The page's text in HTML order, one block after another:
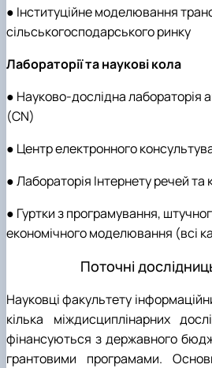
● Інституційне моделювання
сільськогосподарського ринку
Лабораторії та наукові кола
● Науково-дослідна лабораторія
(CN)
● Центр електронного
● Лабораторія Інтернету речей та
● Гуртки з програмування,
економічного моделювання (всі
Поточні
Науковці факультету
кілька міждисциплінарних
фінансуються з державного
грантовими програмами.